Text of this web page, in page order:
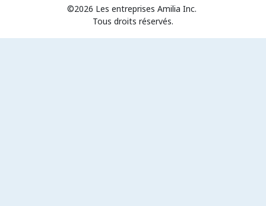
©2026 Les entreprises Amilia Inc.
Tous droits réservés.